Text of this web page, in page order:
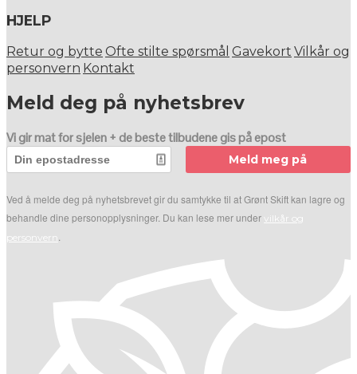
HJELP
Retur og bytte Ofte stilte spørsmål Gavekort Vilkår og
personvern Kontakt
Meld deg på nyhetsbrev
Vi gir mat for sjelen + de beste tilbudene gis på epost
Meld meg på
Ved å melde deg på nyhetsbrevet gir du samtykke til at Grønt Skift kan lagre og
behandle dine personopplysninger. Du kan lese mer under vilkår og
personvern